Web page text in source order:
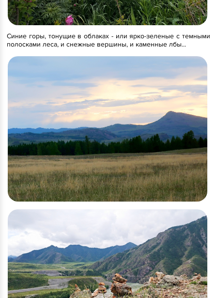
Синие горы, тонущие в облаках - или ярко-зеленые с темными
полосками леса, и снежные вершины, и каменные лбы...